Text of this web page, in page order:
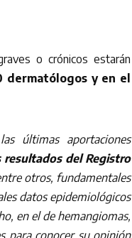
o crónicos estarán
dermatólogos y en el
últimas aportaciones
del Registro
otros, fundamentales
datos epidemiológicos
en el de hemangiomas,